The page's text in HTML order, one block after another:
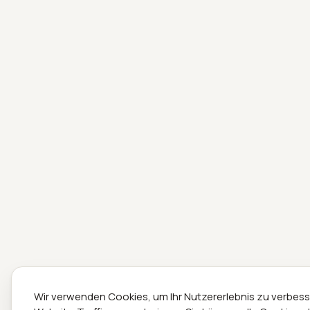
Wir verwenden Cookies, um Ihr Nutzererlebnis zu